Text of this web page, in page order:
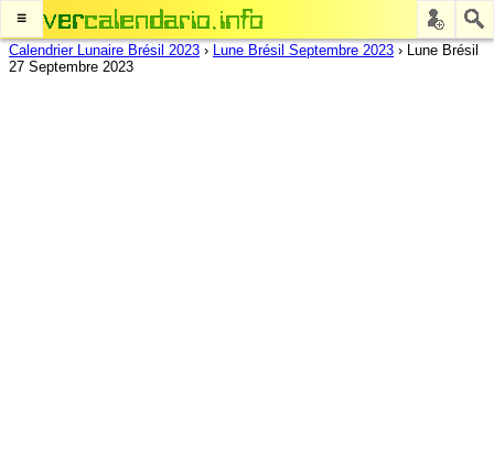
≡
Calendrier Lunaire Brésil 2023 › Lune Brésil Septembre 2023 › Lune Brésil
27 Septembre 2023